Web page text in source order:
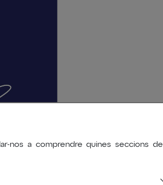
nos a comprendre quines seccions del